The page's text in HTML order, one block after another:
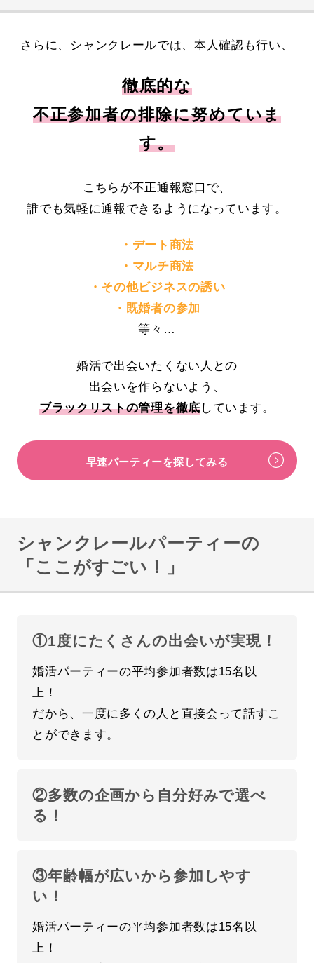
さらに、シャンクレールでは、本人確認も行い、
徹底的な
不正参加者の排除に努めていま
す。
こちらが不正通報窓口で、
誰でも気軽に通報できるようになっています。
・デート商法
・マルチ商法
・その他ビジネスの誘い
・既婚者の参加
等々…
婚活で出会いたくない人との
出会いを作らないよう、
ブラックリストの管理を徹底しています。
早速パーティーを探してみる
シャンクレールパーティーの
「ここがすごい！」
①1度にたくさんの出会いが実現！
婚活パーティーの平均参加者数は15名以
上！
だから、一度に多くの人と直接会って話すこ
とができます。
②多数の企画から自分好みで選べ
る！
③年齢幅が広いから参加しやす
い！
婚活パーティーの平均参加者数は15名以
上！